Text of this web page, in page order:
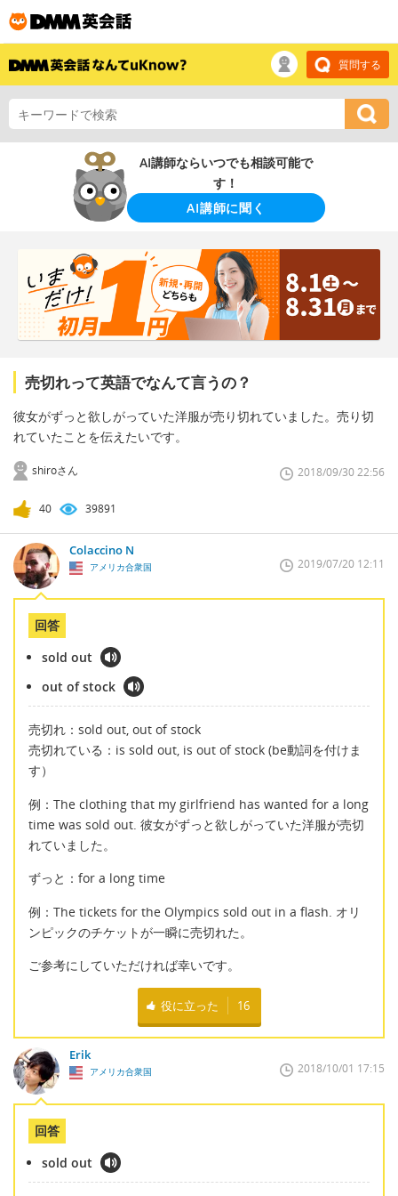
質問する
AI講師ならいつでも相談可能で
す！
AI講師に聞く
売切れって英語でなんて言うの？
彼女がずっと欲しがっていた洋服が売り切れていました。売り切
れていたことを伝えたいです。
shiroさん 2018/09/30 22:56
40 39891
Colaccino N
アメリカ合衆国 2019/07/20 12:11
回答
sold out
out of stock
売切れ：sold out, out of stock
売切れている：is sold out, is out of stock (be動詞を付けま
す）
例：The clothing that my girlfriend has wanted for a long
time was sold out. 彼女がずっと欲しがっていた洋服が売切
れていました。
ずっと：for a long time
例：The tickets for the Olympics sold out in a flash. オリ
ンピックのチケットが一瞬に売切れた。
ご参考にしていただければ幸いです。
役に立った 16
Erik
アメリカ合衆国 2018/10/01 17:15
回答
sold out